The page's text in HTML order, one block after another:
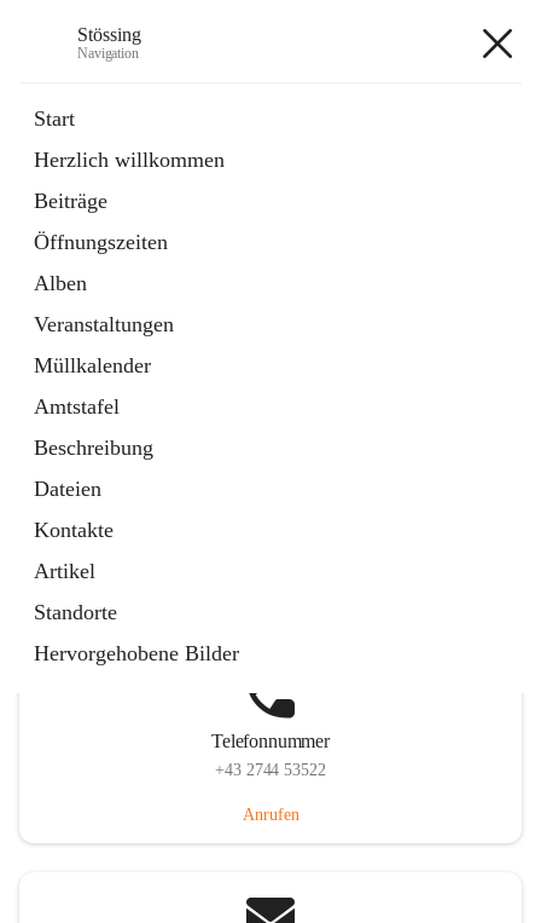
Stössing
Navigation
Start
Herzlich willkommen
Beiträge
Öffnungszeiten
Alben
Veranstaltungen
Müllkalender
Amtstafel
Beschreibung
Dateien
Kontakte
Artikel
Standorte
Hervorgehobene Bilder
Datei
in
Tab
Kindergarten
öffnet
in
neuem
Tab
Telefonnummer
+43 2744 53522
Anrufen